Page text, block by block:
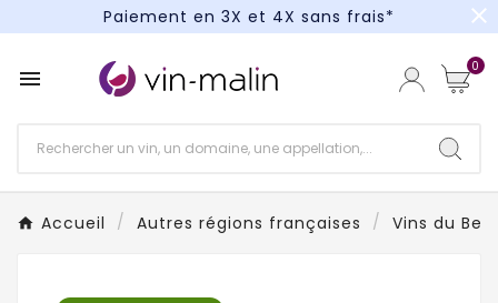
Paiement en 3X et 4X sans frais*
Paiement en 3X et 4X sans frais*
close
 0
Accueil Autres régions françaises Vins du